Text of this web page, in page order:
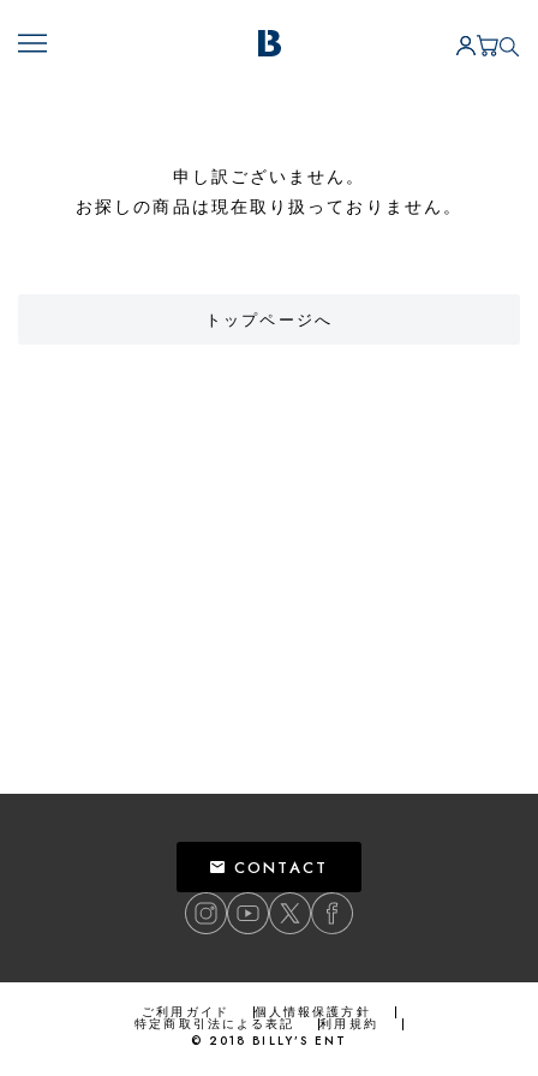
申し訳ございません。
お探しの商品は現在取り扱っておりません。
トップページへ
CONTACT
ご利用ガイド 個人情報保護方針
特定商取引法による表記
利用規約
© 2018 BILLY’S ENT